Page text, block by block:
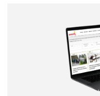
Correo electrónico
Tipo de comentario